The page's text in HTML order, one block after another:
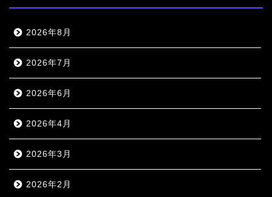
2026年8月
2026年7月
2026年6月
2026年4月
2026年3月
2026年2月